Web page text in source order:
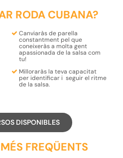
RODA CUBANA?
Canviaràs de parella
constantment pel que
coneixeràsa molta gent
apassionada de la salsa com
tu!
Milloraràs la teva capacitat
per identificar i seguir el ritme
de la salsa.
DISPONIBLES
FREQÜENTS